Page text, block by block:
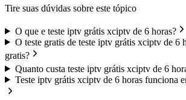
Tire suas dúvidas sobre este tópico
O que e teste iptv grátis xciptv de 6 horas?
O teste gratis de teste iptv grátis xciptv de 6
gratis?
Quanto custa teste iptv grátis xciptv de 6
Teste iptv grátis xciptv de 6 horas funciona